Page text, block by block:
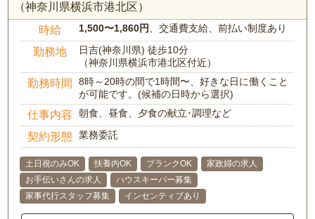
（神奈川県横浜市港北区）
時給 1,500〜1,860円 、交通費支給、前払い制度あり
勤務地
日吉(神奈川県) 徒歩10分
（神奈川県横浜市港北区付近）
勤務時間
8時～20時の間で1時間〜、好きな日に働くこと
が可能です。(候補の日時から選択)
仕事内容 朝食、昼食、夕食の献立･調理など
契約形態 業務委託
土日祝のみOK 扶養内OK ブランクOK
家政婦の求人
お手伝いさんの求人
ハウスキーパー募集
家事代行スタッフ募集
インセンティブあり